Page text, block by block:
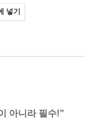
넣기
아니라 필수!”